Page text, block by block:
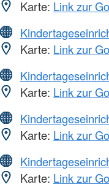
Karte: Link zur
Karte: Link zur
Karte: Link zur
Karte: Link zur
Karte: Link zur